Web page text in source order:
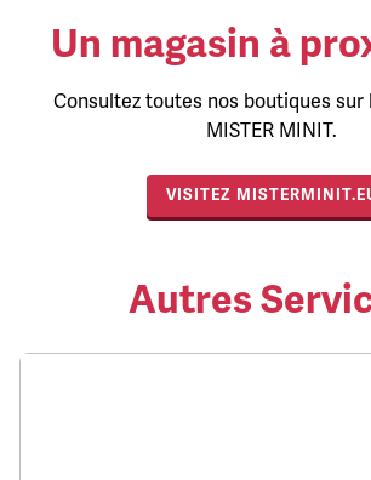
Un magasin à
Consultez toutes nos boutiques sur
MISTER MINIT.
VISITEZ
Autres